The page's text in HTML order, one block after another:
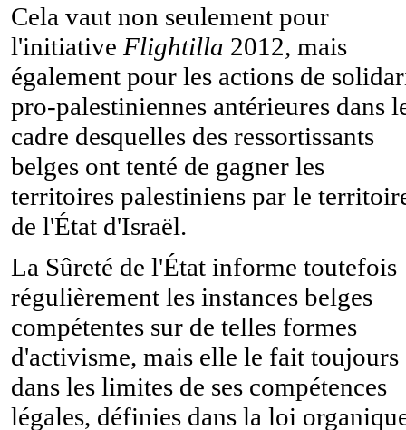
Cela vaut non seulement pour
l'initiative Flightilla 2012, mais
également pour les actions de
pro-palestiniennes antérieures dans
cadre desquelles des ressortissants
belges ont tenté de gagner les
territoires palestiniens par le
de l'État d'Israël.
La Sûreté de l'État informe toutefois
régulièrement les instances belges
compétentes sur de telles formes
d'activisme, mais elle le fait toujours
dans les limites de ses compétences
légales, définies dans la loi